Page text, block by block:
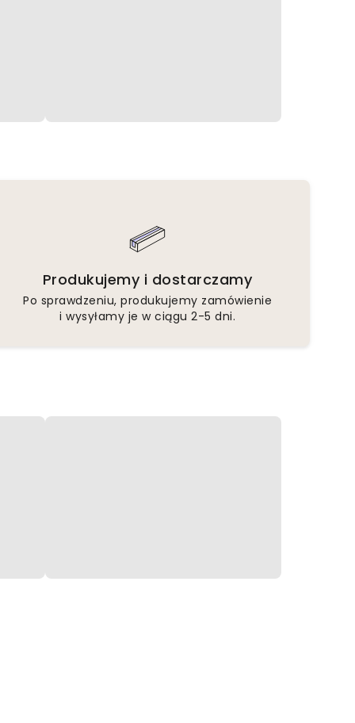
Produkujemy i dostarczamy
Po sprawdzeniu, produkujemy zamówienie
i wysyłamy je w ciągu 2-5 dni.